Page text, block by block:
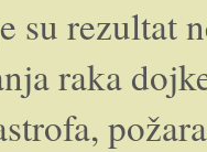
su rezultat
raka